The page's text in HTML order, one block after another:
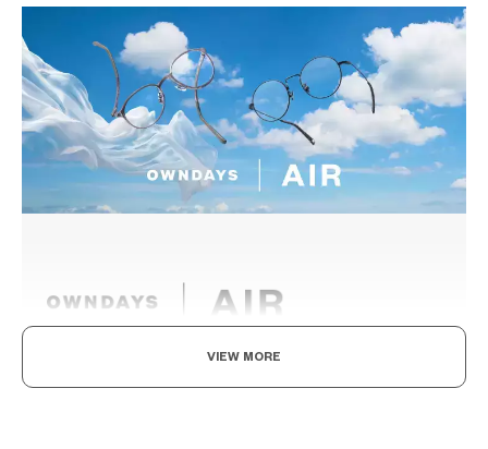
輕盈舒適，柔軟具彈性。
VIEW MORE